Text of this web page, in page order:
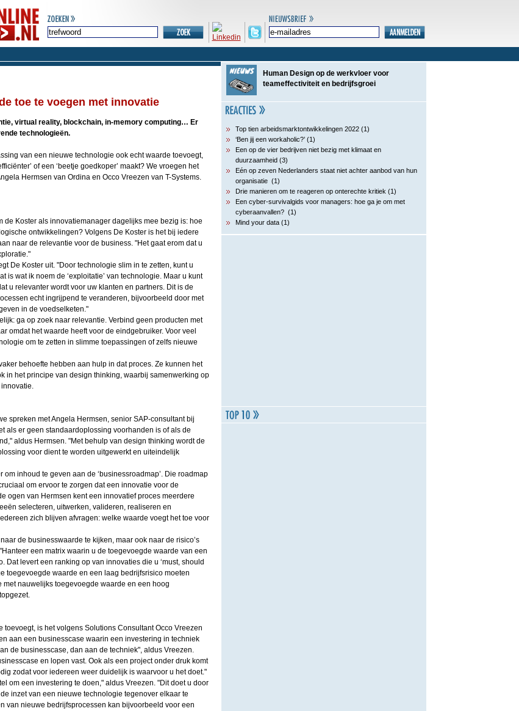
toe te voegen met innovatie
virtual reality, blockchain, in-memory computing… Er
technologieën.
van een nieuwe technologie ook echt waarde toevoegt,
of een ‘beetje goedkoper’ maakt? We vroegen het
Hermsen van Ordina en Occo Vreezen van T-Systems.
de Koster als innovatiemanager dagelijks mee bezig is: hoe
ontwikkelingen? Volgens De Koster is het bij iedere
naar de relevantie voor de business. "Het gaat erom dat u
De Koster uit. "Door technologie slim in te zetten, kunt u
is wat ik noem de ‘exploitatie’ van technologie. Maar u kunt
u relevanter wordt voor uw klanten en partners. Dit is de
echt ingrijpend te veranderen, bijvoorbeeld door met
in de voedselketen."
ga op zoek naar relevantie. Verbind geen producten met
omdat het waarde heeft voor de eindgebruiker. Voor veel
om te zetten in slimme toepassingen of zelfs nieuwe
behoefte hebben aan hulp in dat proces. Ze kunnen het
in het principe van design thinking, waarbij samenwerking op
spreken met Angela Hermsen, senior SAP-consultant bij
als er geen standaardoplossing voorhanden is of als de
aldus Hermsen. "Met behulp van design thinking wordt de
voor dient te worden uitgewerkt en uiteindelijk
inhoud te geven aan de ‘businessroadmap’. Die roadmap
om ervoor te zorgen dat een innovatie voor de
ogen van Hermsen kent een innovatief proces meerdere
selecteren, uitwerken, valideren, realiseren en
zich blijven afvragen: welke waarde voegt het toe voor
de businesswaarde te kijken, maar ook naar de risico’s
een matrix waarin u de toegevoegde waarde van een
Dat levert een ranking op van innovaties die u ‘must, should
toegevoegde waarde en een laag bedrijfsrisico moeten
nauwelijks toegevoegde waarde en een hoog
toevoegt, is het volgens Solutions Consultant Occo Vreezen
aan een businesscase waarin een investering in techniek
de businesscase, dan aan de techniek", aldus Vreezen.
en lopen vast. Ook als een project onder druk komt
zodat voor iedereen weer duidelijk is waarvoor u het doet."
om een investering te doen," aldus Vreezen. "Dit doet u door
inzet van een nieuwe technologie tegenover elkaar te
van nieuwe bedrijfsprocessen kan bijvoorbeeld voor een
Human Design op de werkvloer voor
teameffectiviteit en bedrijfsgroei
Top tien arbeidsmarktontwikkelingen 2022 (1)
‘Ben jij een workaholic?’ (1)
Een op de vier bedrijven niet bezig met klimaat en
duurzaamheid (3)
Eén op zeven Nederlanders staat niet achter aanbod van hun
organisatie (1)
Drie manieren om te reageren op onterechte kritiek (1)
Een cyber-survivalgids voor managers: hoe ga je om met
cyberaanvallen? (1)
Mind your data (1)